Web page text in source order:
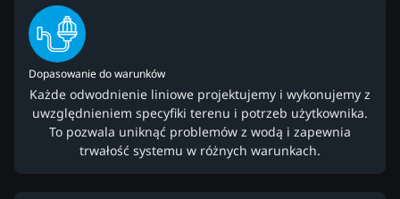
Dopasowanie do warunków
Każde odwodnienie liniowe projektujemy i wykonujemy z
uwzględnieniem specyfiki terenu i potrzeb użytkownika.
To pozwala uniknąć problemów z wodą i zapewnia
trwałość systemu w różnych warunkach.